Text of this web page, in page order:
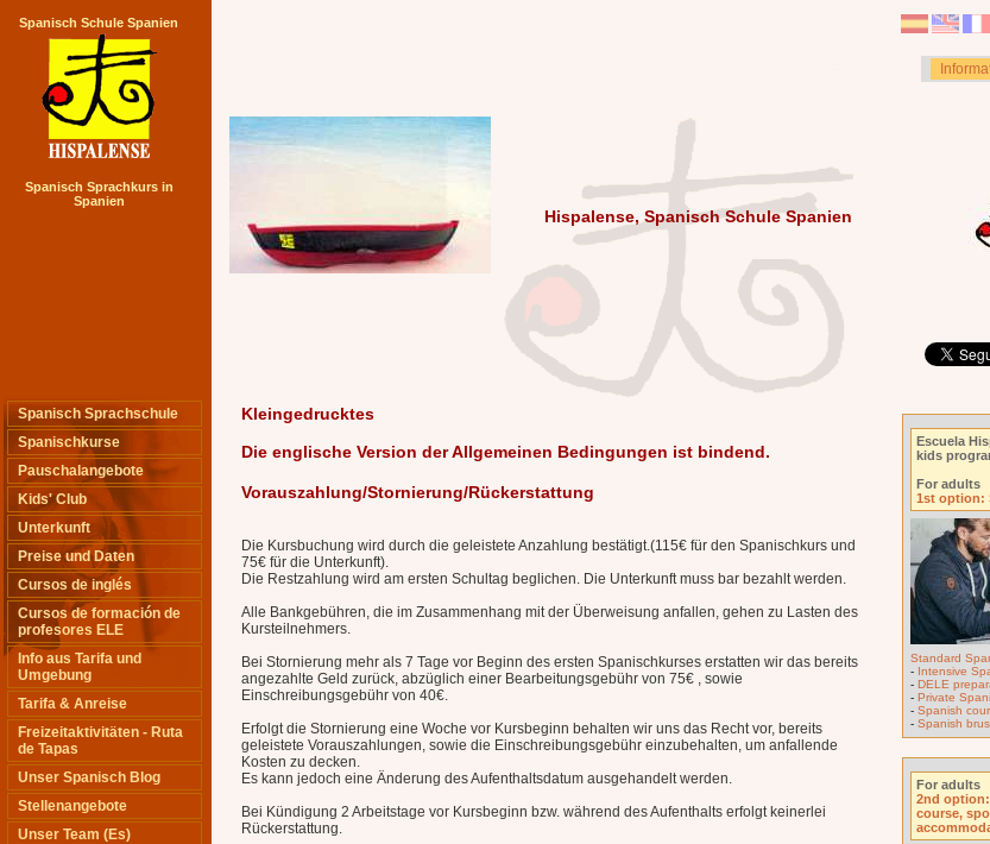
Spanisch Schule Spanien
Spanisch Sprachkurs in
Spanien
Hispalense, Spanisch Schule Spanien
Kleingedrucktes
Die englische Version der Allgemeinen Bedingungen ist bindend.
Vorauszahlung/Stornierung/Rückerstattung
Die Kursbuchung wird durch die geleistete Anzahlung bestätigt.(115€ für den Spanischkurs und
75€ für die Unterkunft).
Die Restzahlung wird am ersten Schultag beglichen. Die Unterkunft muss bar bezahlt werden.
Alle Bankgebühren, die im Zusammenhang mit der Überweisung anfallen, gehen zu Lasten des
Kursteilnehmers.
Bei Stornierung mehr als 7 Tage vor Beginn des ersten Spanischkurses erstatten wir das bereits
angezahlte Geld zurück, abzüglich einer Bearbeitungsgebühr von 75€ , sowie
Einschreibungsgebühr von 40€.
Erfolgt die Stornierung eine Woche vor Kursbeginn behalten wir uns das Recht vor, bereits
geleistete Vorauszahlungen, sowie die Einschreibungsgebühr einzubehalten, um anfallende
Kosten zu decken.
Es kann jedoch eine Änderung des Aufenthaltsdatum ausgehandelt werden.
Bei Kündigung 2 Arbeitstage vor Kursbeginn bzw. während des Aufenthalts erfolgt keinerlei
Rückerstattung.
Spanisch Sprachschule
Spanischkurse
Pauschalangebote
Kids' Club
Unterkunft
Preise und Daten
Cursos de inglés
Cursos de formación de
profesores ELE
Info aus Tarifa und
Umgebung
Tarifa & Anreise
Freizeitaktivitäten - Ruta
de Tapas
Unser Spanisch Blog
Stellenangebote
Unser Team (Es)
Escuela
kids
For adults
1st option:
Standard
- Intensive
- DELE
- Private
- Spanish
- Spanish
For adults
2nd option:
course,